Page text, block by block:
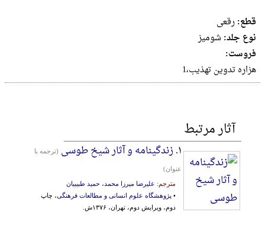
قطع:رقعى
نوع جلد: شومیز
فروست:
هزاره تدوین تهذیب،1
آثار مرتبط
۱. زندگینامه و آثار شیخ طوسی (ترجمه با
عنوان)
مترجم: علیرضا میرزا محمد ، حمید طبیبیان
• پژوهشگاه علوم انسانی و مطالعات فرهنگی، چاپ
دوم، ویرایش دوم، تهران، ۱۳۷۶ش.